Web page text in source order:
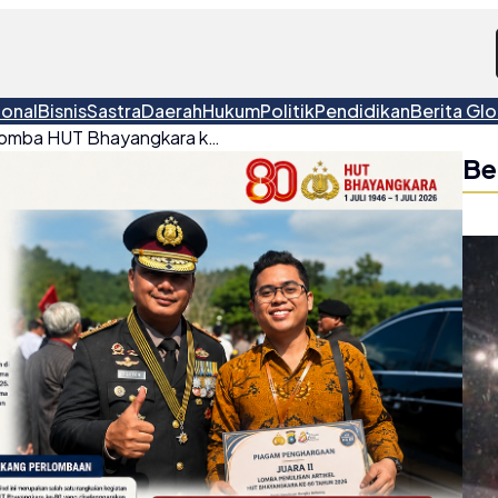
BisnisSastraDaerahHukumPolitikPendidikanBerita
Dosen Belitung Juara II Lomba HUT Bhayangkara ke-80, Tantang Stigma “No Viral No Justice”